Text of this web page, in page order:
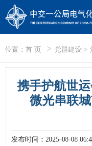
位置： 首 页 > 党群建设 >
携手护航世
微光串联
发布时间：2025-08-08